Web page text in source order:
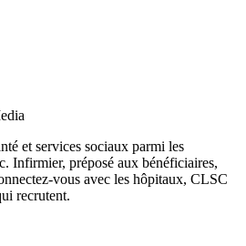
et services sociaux parmi les
Infirmier, préposé aux bénéficiaires,
vous avec les hôpitaux, CLSC
recrutent.